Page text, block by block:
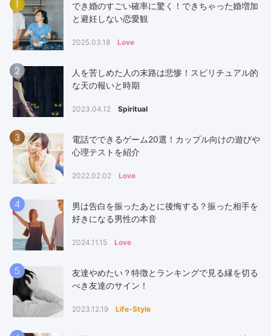
でき婚のすごい確率に驚く！できちゃった婚増加
と避妊しない恋愛観
2025.03.18 Love
2
人を苦しめた人の末路は悲惨！スピリチュアル的
な天の報いと時期
2023.04.12 Spiritual
3
電話でできるゲーム20選！カップル向けの遊びや
心理テストを紹介
2022.02.02 Love
4
男は告白を振ったあとに後悔する？振った相手を
好きになる男性の本音
2024.11.15 Love
5
友達やめたい？特徴とランキングで見る縁を切る
べき友達のサイン！
2023.12.19 Life-Style